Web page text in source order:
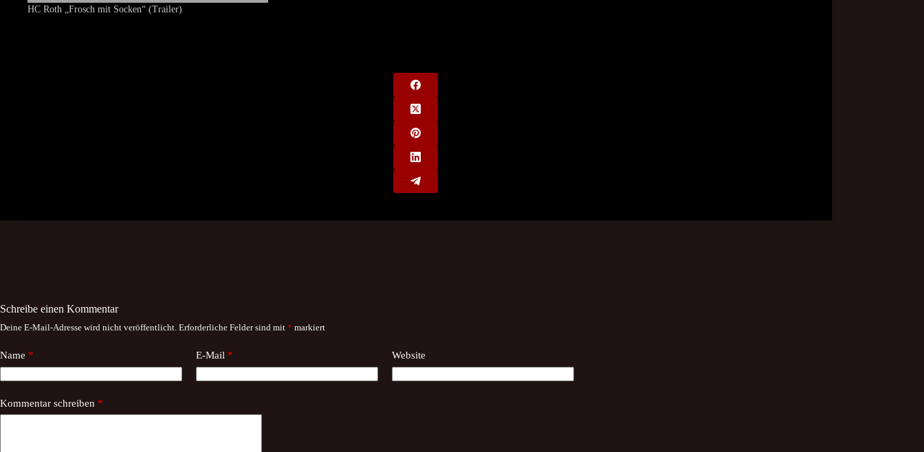
HC Roth „Frosch mit Socken“ (Trailer)
Schreibe einen Kommentar
Deine E-Mail-Adresse wird nicht veröffentlicht. Erforderliche Felder sind mit * markiert
Name * E-Mail * Website
Kommentar schreiben *